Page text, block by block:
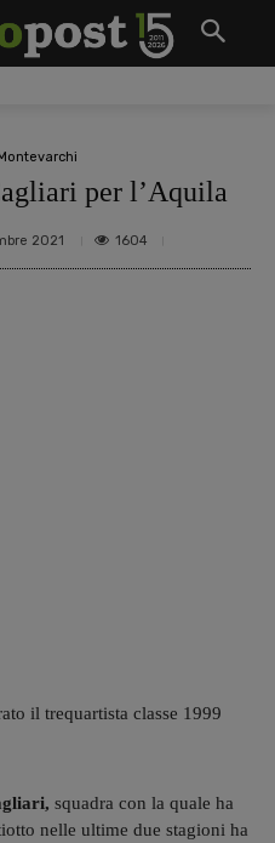
per l’Aquila
2021 1604
il trequartista classe 1999
squadra con la quale ha
nelle ultime due stagioni ha